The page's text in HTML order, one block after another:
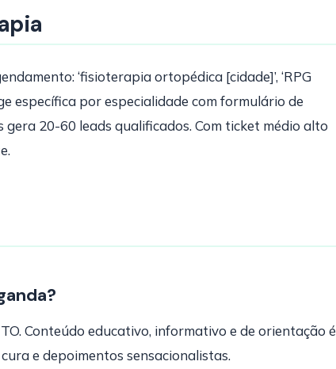
‘fisioterapia ortopédica [cidade]’, ‘RPG
específica por especialidade com formulário de
20-60 leads qualificados. Com ticket médio alto
Conteúdo educativo, informativo e de orientação é
e depoimentos sensacionalistas.